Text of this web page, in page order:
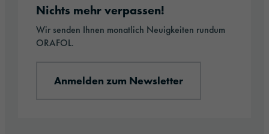
Nichts mehr verpassen!
Wir senden Ihnen monatlich Neuigkeiten rundum
ORAFOL.
Anmelden zum Newsletter